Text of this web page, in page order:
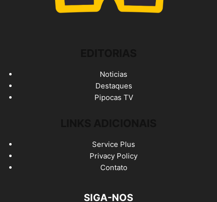
Noticias
Destaques
Pipocas TV
Service Plus
Privacy Policy
Contato
SIGA-NOS